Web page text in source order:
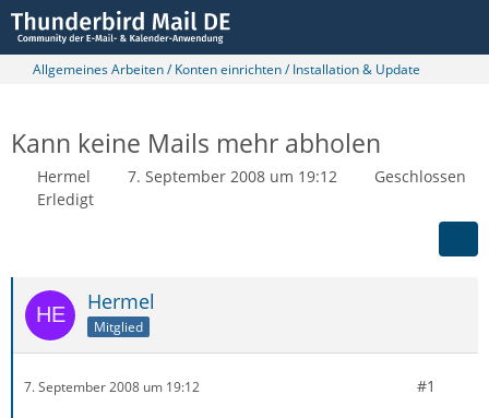
Allgemeines Arbeiten / Konten einrichten / Installation & Update
Kann keine Mails mehr abholen
Hermel 7. September 2008 um 19:12
Geschlossen
Erledigt
Hermel
Mitglied
7. September 2008 um 19:12 #1